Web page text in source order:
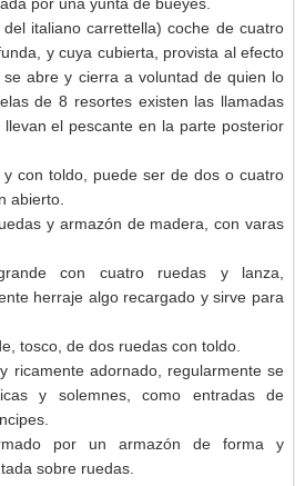
italiano carrettella) coche de cuatro
y cuya cubierta, provista al efecto
abre y cierra a voluntad de quien lo
de 8 resortes existen las llamadas
el pescante en la parte posterior
con toldo, puede ser de dos o cuatro
abierto.
y armazón de madera, con varas
con cuatro ruedas y lanza,
herraje algo recargado y sirve para
tosco, de dos ruedas con toldo.
ricamente adornado, regularmente se
y solemnes, como entradas de
por un armazón de forma y
sobre ruedas.